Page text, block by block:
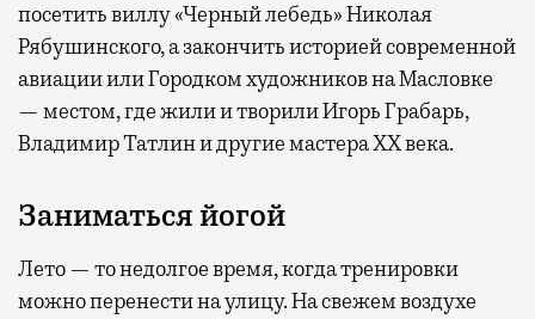
посетить виллу «Черный лебедь» Николая
Рябушинского, а закончить историей современной
авиации или Городком художников на Масловке
— местом, где жили и творили Игорь Грабарь,
Владимир Татлин и другие мастера XX века.
Заниматься йогой
Лето — то недолгое время, когда тренировки
можно перенести на улицу. На свежем воздухе